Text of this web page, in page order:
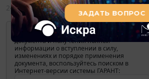
24 февраля 2016
Для просмотра актуального текста
документа и получения полной
информации о вступлении в силу,
изменениях и порядке применения
документа, воспользуйтесь поиском в
Интернет-версии системы ГАРАНТ: